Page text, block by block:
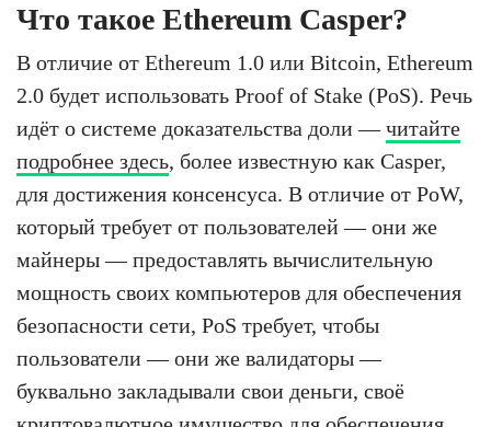
Что такое Ethereum Casper?
В отличие от Ethereum 1.0 или Bitcoin, Ethereum
2.0 будет использовать Proof of Stake (PoS). Речь
идёт о системе доказательства доли —читайте
подробнее здесь, более известную как Casper,
для достижения консенсуса. В отличие от PoW,
который требует от пользователей — они же
майнеры — предоставлять вычислительную
мощность своих компьютеров для обеспечения
безопасности сети, PoS требует, чтобы
пользователи — они же валидаторы —
буквально закладывали свои деньги, своё